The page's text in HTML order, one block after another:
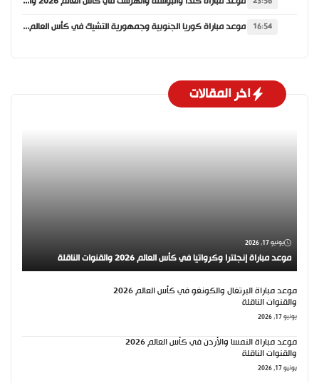
16:54 موعد مباراة كوريا الجنوبية وجمهورية التشيك في كأس العالم 2026 والقنوات الناقلة
اخر المقالات
يونيو 17, 2026
موعد مباراة إنجلترا وكرواتيا في كأس العالم 2026 والقنوات الناقلة
موعد مباراة البرتغال والكونغو في كأس العالم 2026
والقنوات الناقلة
يونيو 17, 2026
موعد مباراة النمسا والأردن في كأس العالم 2026
والقنوات الناقلة
يونيو 17, 2026